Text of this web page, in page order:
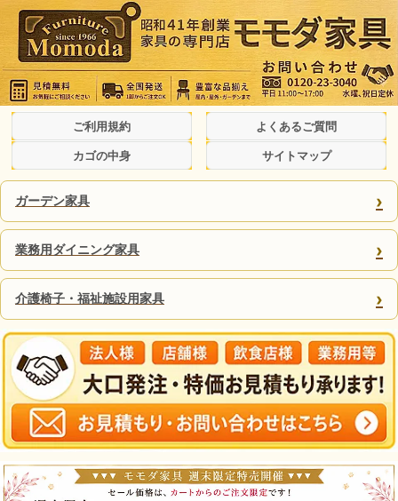
ご利用規約 よくあるご質問
カゴの中身 サイトマップ
ガーデン家具 ›
業務用ダイニング家具 ›
介護椅子・福祉施設用家具 ›